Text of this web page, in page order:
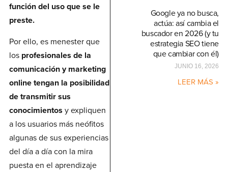
función del uso que se le
preste.
Por ello, es menester que
los profesionales de la
comunicación y marketing
online tengan la posibilidad
de transmitir sus
conocimientos y expliquen
a los usuarios más neófitos
algunas de sus experiencias
del día a día con la mira
puesta en el aprendizaje
Google ya no busca,
actúa: así cambia el
buscador en 2026 (y tu
estrategia SEO tiene
que cambiar con él)
JUNIO 16, 2026
LEER MÁS »